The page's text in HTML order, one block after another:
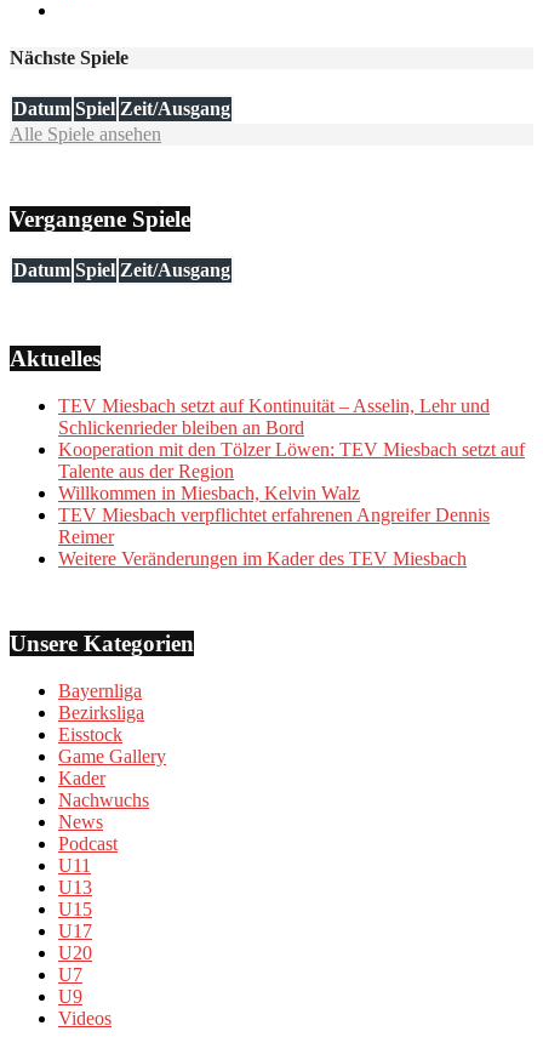
Nächste Spiele
Datum Spiel Zeit/Ausgang
Alle Spiele ansehen
Vergangene Spiele
Datum Spiel Zeit/Ausgang
Aktuelles
TEV Miesbach setzt auf Kontinuität – Asselin, Lehr und
Schlickenrieder bleiben an Bord
Kooperation mit den Tölzer Löwen: TEV Miesbach setzt auf
Talente aus der Region
Willkommen in Miesbach, Kelvin Walz
TEV Miesbach verpflichtet erfahrenen Angreifer Dennis
Reimer
Weitere Veränderungen im Kader des TEV Miesbach
Unsere Kategorien
Bayernliga
Bezirksliga
Eisstock
Game Gallery
Kader
Nachwuchs
News
Podcast
U11
U13
U15
U17
U20
U7
U9
Videos